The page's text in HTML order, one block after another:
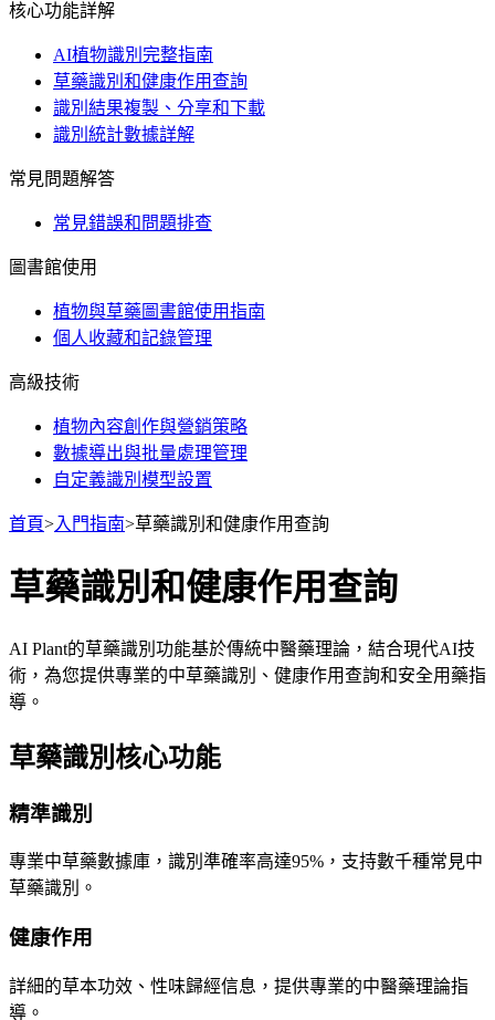
核心功能詳解
AI植物識別完整指南
草藥識別和健康作用查詢
識別結果複製、分享和下載
識別統計數據詳解
常見問題解答
常見錯誤和問題排查
圖書館使用
植物與草藥圖書館使用指南
個人收藏和記錄管理
高級技術
植物內容創作與營銷策略
數據導出與批量處理管理
自定義識別模型設置
首頁>入門指南>草藥識別和健康作用查詢
草藥識別和健康作用查詢
AI Plant的草藥識別功能基於傳統中醫藥理論，結合現代AI技
術，為您提供專業的中草藥識別、健康作用查詢和安全用藥指
導。
草藥識別核心功能
精準識別
專業中草藥數據庫，識別準確率高達95%，支持數千種常見中
草藥識別。
健康作用
詳細的草本功效、性味歸經信息，提供專業的中醫藥理論指
導。